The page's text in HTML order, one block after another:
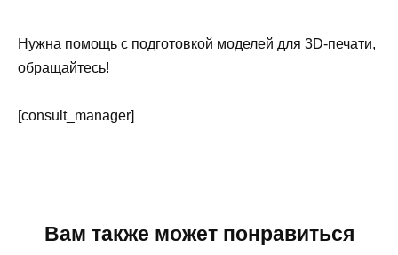
Нужна помощь с подготовкой моделей для 3D-печати,
обращайтесь!
[consult_manager]
Вам также может понравиться